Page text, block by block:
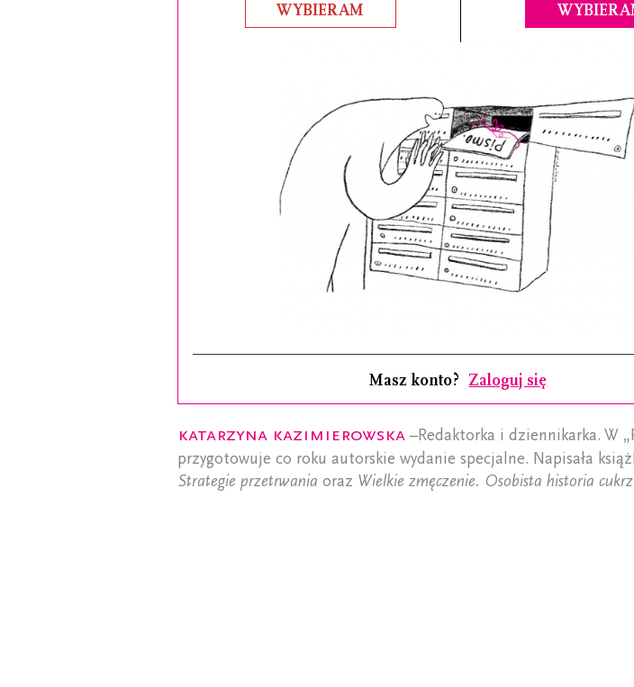
WYBIERAM
Masz konto? Zaloguj się
Katarzyna Kazimierowska–Redaktorka i dziennikarka. W
przygotowuje co roku autorskie wydanie specjalne. Napisała
Strategie przetrwania oraz Wielkie zmęczenie. Osobista historia